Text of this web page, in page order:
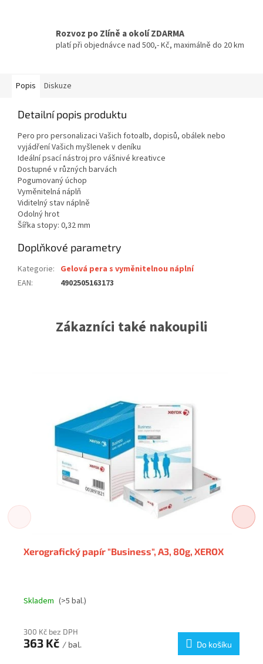
Rozvoz po Zlíně a okolí ZDARMA
platí při objednávce nad 500,- Kč, maximálně do 20 km
Popis Diskuze
Detailní popis produktu
Pero pro personalizaci Vašich fotoalb, dopisů, obálek nebo
vyjádření Vašich myšlenek v deníku
Ideální psací nástroj pro vášnivé kreativce
Dostupné v různých barvách
Pogumovaný úchop
Vyměnitelná náplň
Viditelný stav náplně
Odolný hrot
Šířka stopy: 0,32 mm
Doplňkové parametry
Kategorie: Gelová pera s vyměnitelnou náplní
EAN: 4902505163173
Zákazníci také nakoupili
Xerografický papír "Business", A3, 80g, XEROX
Skladem (>5 bal.)
300 Kč bez DPH
363 Kč / bal. Do košíku